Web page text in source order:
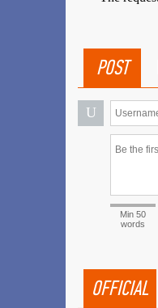
POST
U
Min 50
words
OFFICIAL